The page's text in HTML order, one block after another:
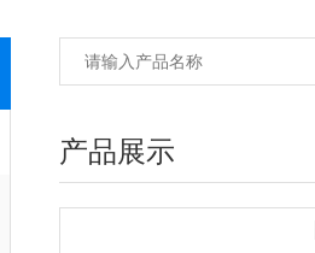
产品展示